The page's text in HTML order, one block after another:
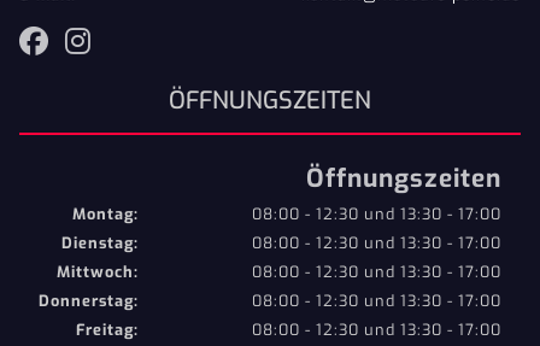
ÖFFNUNGSZEITEN
Öffnungszeiten
Montag:
08:00 - 12:30 und 13:30 - 17:00
Dienstag:
08:00 - 12:30 und 13:30 - 17:00
Mittwoch:
08:00 - 12:30 und 13:30 - 17:00
Donnerstag:
08:00 - 12:30 und 13:30 - 17:00
Freitag:
08:00 - 12:30 und 13:30 - 17:00